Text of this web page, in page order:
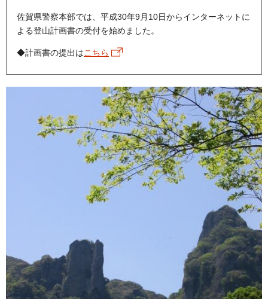
佐賀県警察本部では、平成30年9月10日からインターネットに
よる登山計画書の受付を始めました。
◆計画書の提出はこちら